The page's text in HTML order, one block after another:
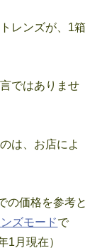
レンズが、1箱
ではありませ
は、お店によ
の価格を参考と
ズモードで
1月現在）